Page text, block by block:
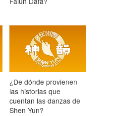
¿De dónde provienen
las historias que
cuentan las danzas de
Shen Yun?